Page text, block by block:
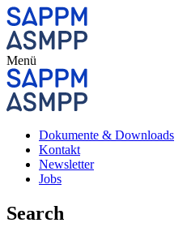
Menü
Dokumente & Downloads
Kontakt
Newsletter
Jobs
Search